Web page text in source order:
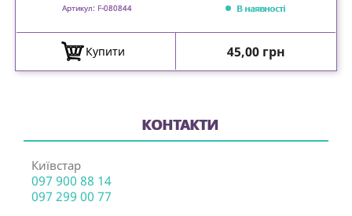
Артикул: F-080844 В наявності
Купити Ціна
45,00 грн
КОНТАКТИ
Київстар
097 900 88 14
097 299 00 77